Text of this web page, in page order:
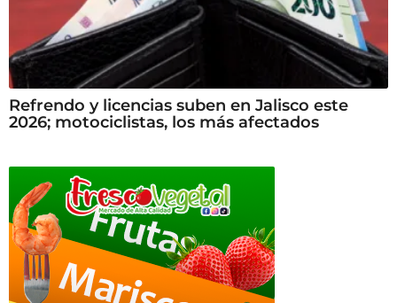
Refrendo y licencias suben en Jalisco este
2026; motociclistas, los más afectados